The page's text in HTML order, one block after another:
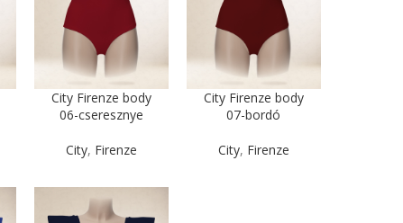
City Firenze body
06-cseresznye
City, Firenze
City Firenze body
07-bordó
City, Firenze